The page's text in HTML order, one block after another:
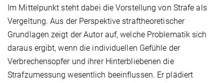
Im Mittelpunkt steht dabei die Vorstellung von Strafe als
Vergeltung. Aus der Perspektive straftheoretischer
Grundlagen zeigt der Autor auf, welche Problematik sich
daraus ergibt, wenn die individuellen Gefühle der
Verbrechensopfer und ihrer Hinterbliebenen die
Strafzumessung wesentlich beeinflussen. Er plädiert